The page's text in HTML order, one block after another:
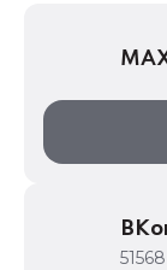
ИТС.1C.ru
1С для